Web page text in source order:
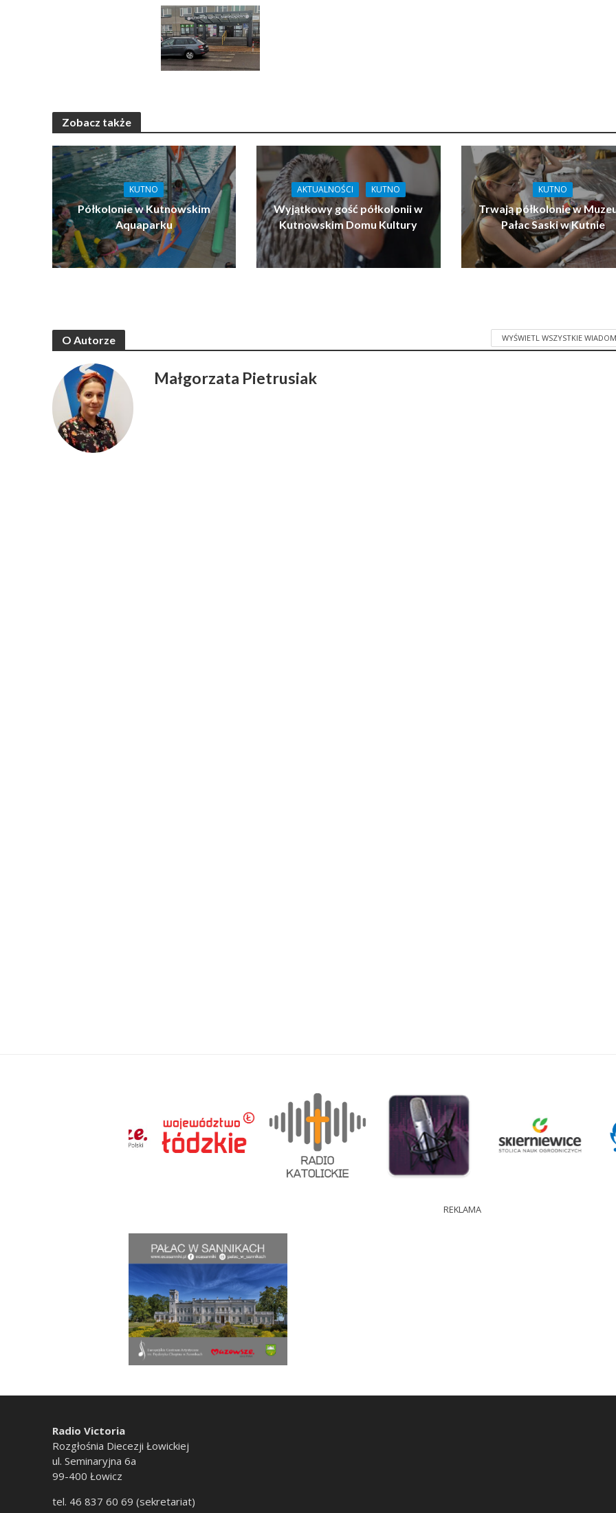
Zobacz także
KUTNO
Półkolonie w Kutnowskim
Aquaparku
AKTUALNOŚCI KUTNO
Wyjątkowy gość półkolonii w
Kutnowskim Domu Kultury
KUTNO
Trwają półkolonie w
Pałac Saski w Kutnie
O Autorze WYŚWIETL WSZYSTKIE
Małgorzata Pietrusiak
REKLAMA
Radio Victoria
Rozgłośnia Diecezji Łowickiej
ul. Seminaryjna 6a
99-400 Łowicz
tel. 46 837 60 69 (sekretariat)